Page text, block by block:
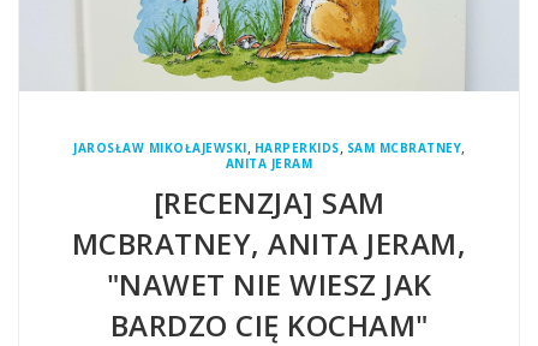
JAROSŁAW MIKOŁAJEWSKI, HARPERKIDS, SAM MCBRATNEY,
ANITA JERAM
[RECENZJA] SAM
MCBRATNEY, ANITA JERAM,
"NAWET NIE WIESZ JAK
BARDZO CIĘ KOCHAM"